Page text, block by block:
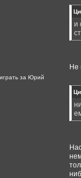
и
Не